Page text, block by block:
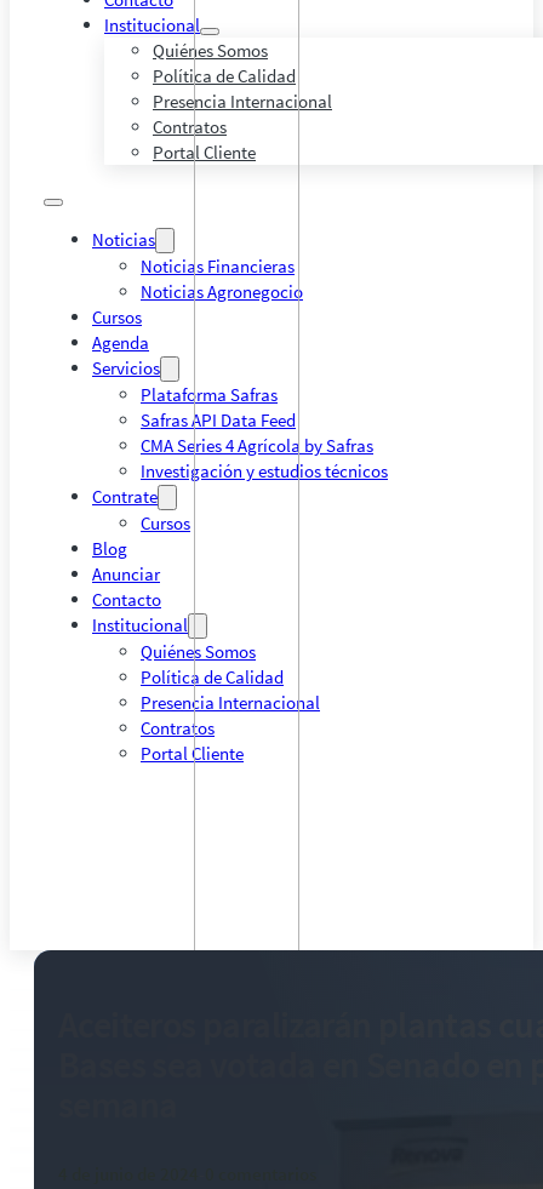
Institucional
Quiénes Somos
Política de Calidad
Presencia Internacional
Contratos
Portal Cliente
Noticias
Noticias Financieras
Noticias Agronegocio
Cursos
Agenda
Servicios
Plataforma Safras
Safras API Data Feed
CMA Series 4 Agrícola by Safras
Investigación y estudios técnicos
Contrate
Cursos
Blog
Anunciar
Contacto
Institucional
Quiénes Somos
Política de Calidad
Presencia Internacional
Contratos
Portal Cliente